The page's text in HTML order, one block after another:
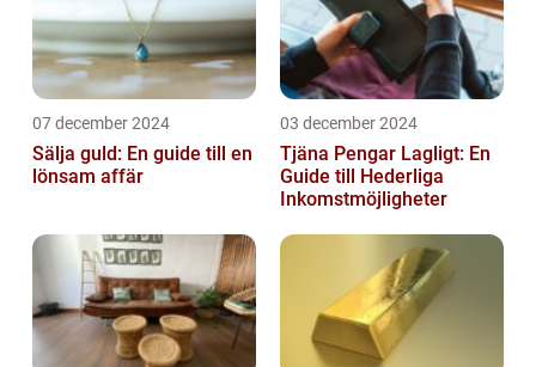
07 december 2024
Sälja guld: En guide till en
lönsam affär
03 december 2024
Tjäna Pengar Lagligt: En
Guide till Hederliga
Inkomstmöjligheter